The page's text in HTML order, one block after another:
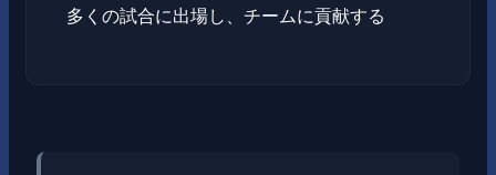
多くの試合に出場し、チームに貢献する